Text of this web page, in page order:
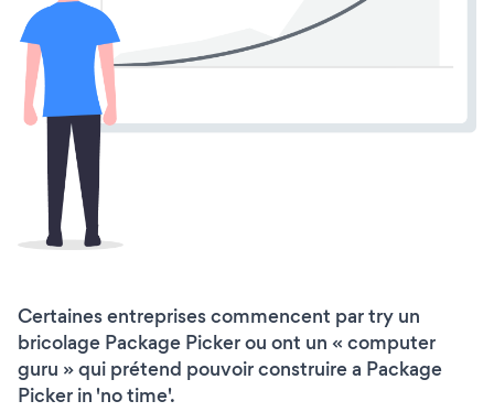
Certaines entreprises commencent par try un
bricolage Package Picker ou ont un « computer
guru » qui prétend pouvoir construire a Package
Picker in 'no time'.